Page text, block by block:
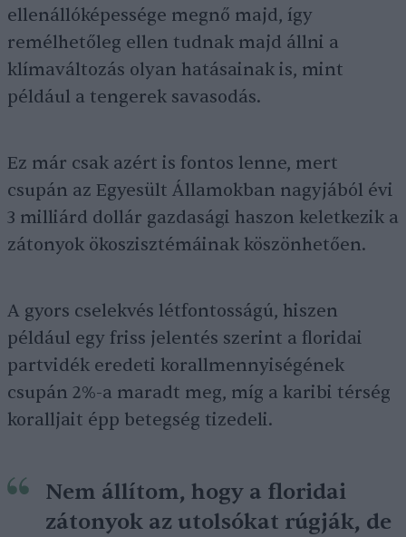
ellenállóképessége megnő majd, így
remélhetőleg ellen tudnak majd állni a
klímaváltozás olyan hatásainak is, mint
például a tengerek savasodás.
Ez már csak azért is fontos lenne, mert
csupán az Egyesült Államokban nagyjából évi
3 milliárd dollár gazdasági haszon keletkezik a
zátonyok ökoszisztémáinak köszönhetően.
A gyors cselekvés létfontosságú, hiszen
például egy friss jelentés szerint a floridai
partvidék eredeti korallmennyiségének
csupán 2%-a maradt meg, míg a karibi térség
koralljait épp betegség tizedeli.
Nem állítom, hogy a floridai
zátonyok az utolsókat rúgják, de